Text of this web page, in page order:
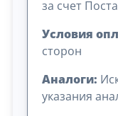
за счет
Условия
сторон
Аналоги:
указания